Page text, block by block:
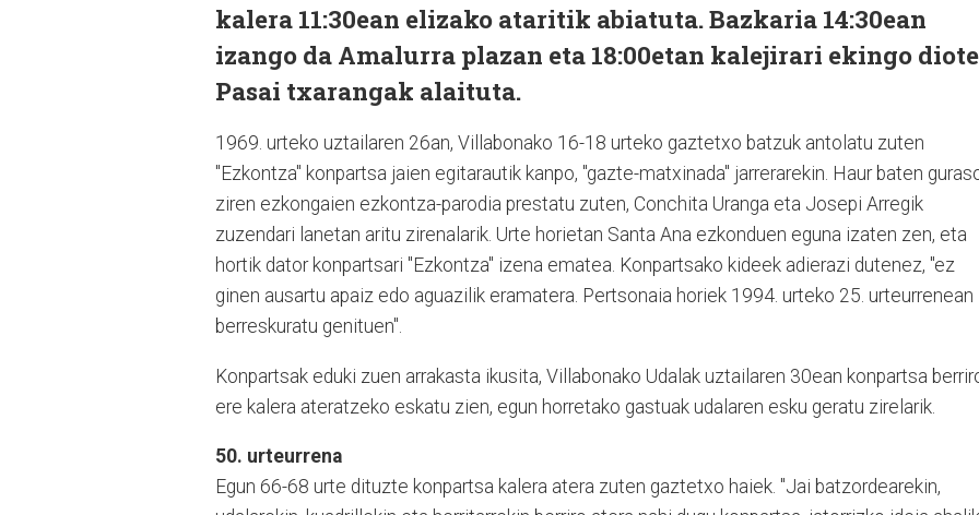
kalera 11:30ean elizako ataritik abiatuta. Bazkaria 14:30ean
izango da Amalurra plazan eta 18:00etan kalejirari ekingo diote
Pasai txarangak alaituta.
1969. urteko uztailaren 26an, Villabonako 16-18 urteko gaztetxo batzuk antolatu zuten
"Ezkontza" konpartsa jaien egitarautik kanpo, "gazte-matxinada" jarrerarekin. Haur baten
ziren ezkongaien ezkontza-parodia prestatu zuten, Conchita Uranga eta Josepi Arregik
zuzendari lanetan aritu zirenalarik. Urte horietan Santa Ana ezkonduen eguna izaten zen, eta
hortik dator konpartsari "Ezkontza" izena ematea. Konpartsako kideek adierazi dutenez, "ez
ginen ausartu apaiz edo aguazilik eramatera. Pertsonaia horiek 1994. urteko 25. urteurrenean
berreskuratu genituen".
Konpartsak eduki zuen arrakasta ikusita, Villabonako Udalak uztailaren 30ean konpartsa
ere kalera ateratzeko eskatu zien, egun horretako gastuak udalaren esku geratu zirelarik.
50. urteurrena
Egun 66-68 urte dituzte konpartsa kalera atera zuten gaztetxo haiek. "Jai batzordearekin,